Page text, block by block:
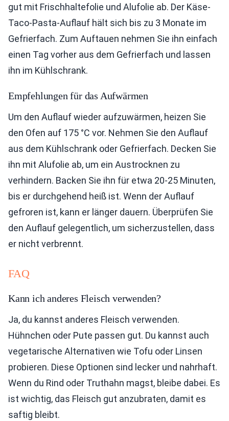
gut mit Frischhaltefolie und Alufolie ab. Der Käse-
Taco-Pasta-Auflauf hält sich bis zu 3 Monate im
Gefrierfach. Zum Auftauen nehmen Sie ihn einfach
einen Tag vorher aus dem Gefrierfach und lassen
ihn im Kühlschrank.
Empfehlungen für das Aufwärmen
Um den Auflauf wieder aufzuwärmen, heizen Sie
den Ofen auf 175 °C vor. Nehmen Sie den Auflauf
aus dem Kühlschrank oder Gefrierfach. Decken Sie
ihn mit Alufolie ab, um ein Austrocknen zu
verhindern. Backen Sie ihn für etwa 20-25 Minuten,
bis er durchgehend heiß ist. Wenn der Auflauf
gefroren ist, kann er länger dauern. Überprüfen Sie
den Auflauf gelegentlich, um sicherzustellen, dass
er nicht verbrennt.
FAQ
Kann ich anderes Fleisch verwenden?
Ja, du kannst anderes Fleisch verwenden.
Hühnchen oder Pute passen gut. Du kannst auch
vegetarische Alternativen wie Tofu oder Linsen
probieren. Diese Optionen sind lecker und nahrhaft.
Wenn du Rind oder Truthahn magst, bleibe dabei. Es
ist wichtig, das Fleisch gut anzubraten, damit es
saftig bleibt.